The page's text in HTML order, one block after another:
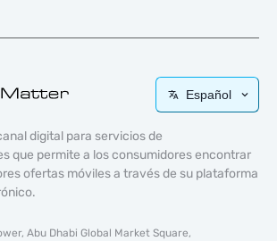
Español
digital para servicios de
que permite a los consumidores encontrar
ofertas móviles a través de su plataforma
Abu Dhabi Global Market Square,